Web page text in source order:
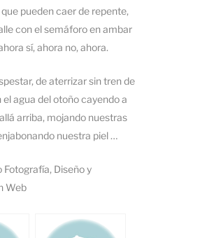
pueden caer de repente,
con el semáforo en ambar
sí, ahora no, ahora.
de aterrizar sin tren de
agua del otoño cayendo a
arriba, mojando nuestras
nuestra piel …
Fotografía, Diseño y
Web